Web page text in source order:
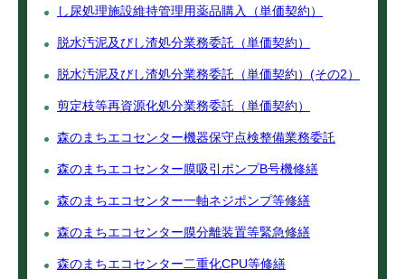
し尿処理施設維持管理用薬品購入（単価契約）
脱水汚泥及びし渣処分業務委託（単価契約）
脱水汚泥及びし渣処分業務委託（単価契約）(その2）
剪定枝等再資源化処分業務委託（単価契約）
森のまちエコセンター機器保守点検整備業務委託
森のまちエコセンター膜吸引ポンプB号機修繕
森のまちエコセンター一軸ネジポンプ等修繕
森のまちエコセンター膜分離装置等緊急修繕
森のまちエコセンター二重化CPU等修繕